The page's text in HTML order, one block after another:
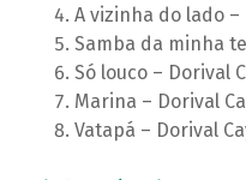
A vizinha do lado –
Samba da minha
Só louco – Dorival
Marina – Dorival
Vatapá – Dorival